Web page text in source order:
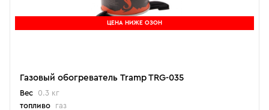
ЦЕНА НИЖЕ ОЗОН
Газовый обогреватель Tramp TRG-035
Вес
0.3 кг
топливо
газ